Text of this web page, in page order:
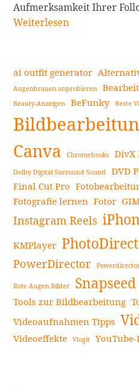
Aufmerksamkeit Ihrer
Weiterlesen
Seitenleiste
ai outfit generator
Augenbrauen anprobieren
Beauty-Anzeigen BeFunky Beste
Canva Chromebooks DivX
Dolby Digital Surround Sound DVD
Final Cut Pro
Fotografie lernen Fotor
Instagram Reels
KMPlayer
PowerDirector
Rote Augen Bilder Snapseed
Tools zur Bildbearbeitung
Videoaufnahmen Tipps
Videoeffekte Vlogit